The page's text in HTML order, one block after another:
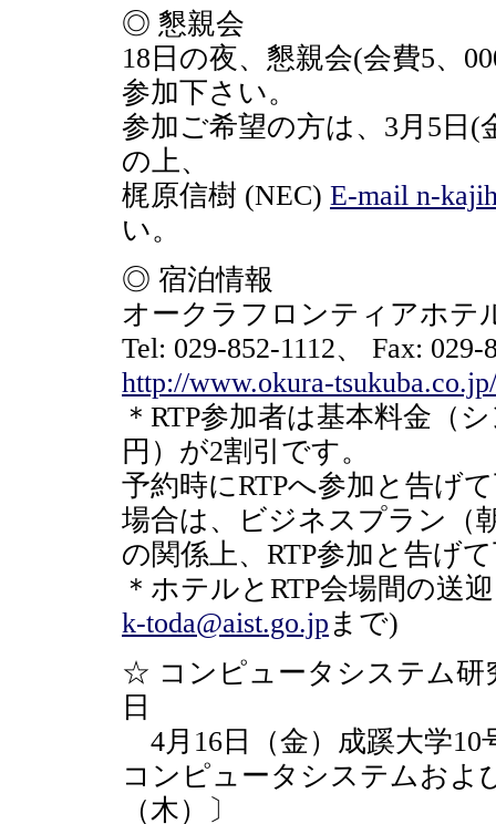
◎ 懇親会
18日の夜、懇親会(会費5、
参加下さい。
参加ご希望の方は、3月5日
の上、
梶原信樹 (NEC) E-mail n-
い。
◎ 宿泊情報
オークラフロンティアホ
Tel: 029-852-1112、 Fax: 029-
http://www.okura-
＊RTP参加者は基本料金（
円）が2割引です。
予約時にRTPへ参加と告げ
場合は、ビジネスプラン（
の関係上、RTP参加と告げ
＊ホテルとRTP会場間の送
k-toda@aist.go.jp まで)
☆ コンピュータシステム研
日
4月16日（金）成蹊大学10
コンピュータシステムおよ
（木）〕